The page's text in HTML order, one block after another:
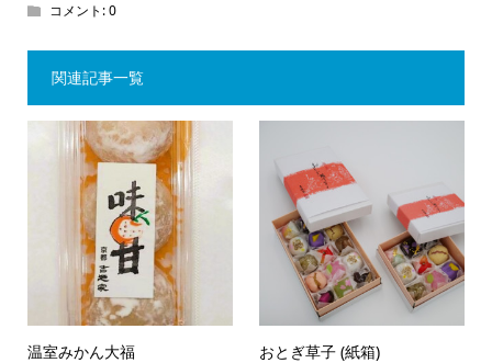
コメント:0
関連記事一覧
温室みかん大福 おとぎ草子 (紙箱)